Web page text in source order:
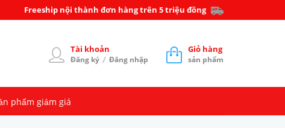
Freeship nội thành đơn hàng trên 5 triệu đồng
Tài khoản
Đăng ký / Đăng nhập
Giỏ hàng
sản phẩm
phẩm giảm giá